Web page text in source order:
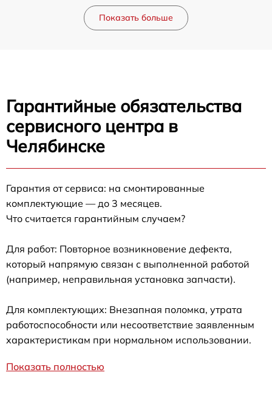
Показать больше
Гарантийные обязательства
сервисного центра в
Челябинске
Гарантия от сервиса: на смонтированные
комплектующие — до 3 месяцев.
Что считается гарантийным случаем?
Для работ: Повторное возникновение дефекта,
который напрямую связан с выполненной работой
(например, неправильная установка запчасти).
Для комплектующих: Внезапная поломка, утрата
работоспособности или несоответствие заявленным
характеристикам при нормальном использовании.
Показать полностью